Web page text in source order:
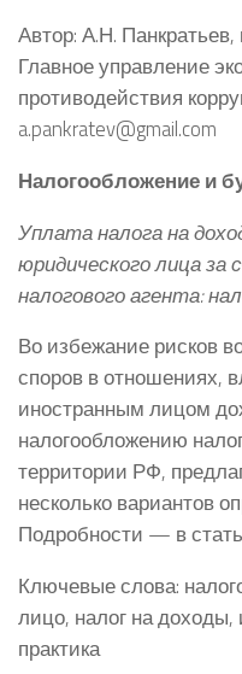
Автор: А.Н.
Главное управление
противодействия
a.pankratev@gmail.com
Налогообложение и
Уплата налога на
юридического лица
налогового агента:
Во избежание рисков
споров в отношениях,
иностранным лицом
налогообложению
территории РФ,
несколько вариантов
Подробности — в
Ключевые слова:
лицо, налог на
практика